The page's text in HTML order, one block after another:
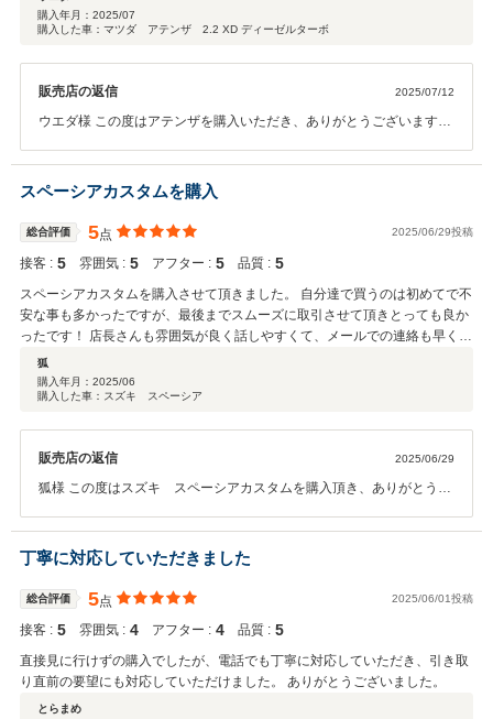
ちらのショップさんは、本当に良い対応をしていただきました。 まだ先の話
ですが、アテンザの寿命がきたら、またこのショップさんで次の車を検討し
購入年月： 2025/07
購入した車：マツダ アテンザ 2.2 XD ディーゼルターボ
販売店の返信 2025/07/12
ウエダ様 この度はアテンザを購入いただき、ありがとうございます。
事納車できてスタッフ一同安心しております。 車は消耗部品による不
具合もありますので、発生した時はお気軽にご連絡、お立ち寄りくだ
さい。 ウエダ様のカーライフをスタッフ一同、サポートしていきたい
と思います。 コメント高評価、誠にありがとうございました。
スペーシアカスタムを購入
総合評価 5点 2025/06/29投稿
接客 : 5 雰囲気 : 5 アフター : 5 品質 : 5
スペーシアカスタムを購入させて頂きました。 自分達で買うのは初めてで不
安な事も多かったですが、最後までスムーズに取引させて頂きとっても良か
ったです！ 店長さんも雰囲気が良く話しやすくて、メールでの連絡も早くて
とても助かりました！ また機会があったらお願いしたいと思いました！！
狐
購入年月： 2025/06
購入した車：スズキ スペーシア
販売店の返信 2025/06/29
狐様 この度はスズキ スペーシアカスタムを購入頂き、ありがとうご
足いただけるよう努めて行きたいと思い、このような評価をいただけ
た事はこの上ない喜びでございます。これからもお客様の満足を第一
に業務に取り組んで参りたいと思います。 高評価ありがとうございま
した。
丁寧に対応していただきました
総合評価 5点 2025/06/01投稿
接客 : 5 雰囲気 : 4 アフター : 4 品質 : 5
直接見に行けずの購入でしたが、電話でも丁寧に対応していただき、引き取
り直前の要望にも対応していただけました。 ありがとうございました。
とらまめ